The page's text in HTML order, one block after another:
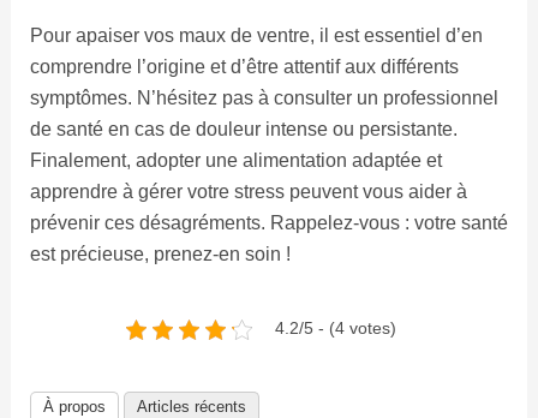
Pour apaiser vos maux de ventre, il est essentiel d’en
comprendre l’origine et d’être attentif aux différents
symptômes. N’hésitez pas à consulter un professionnel
de santé en cas de douleur intense ou persistante.
Finalement, adopter une alimentation adaptée et
apprendre à gérer votre stress peuvent vous aider à
prévenir ces désagréments. Rappelez-vous : votre santé
est précieuse, prenez-en soin !
4.2/5 - (4 votes)
À propos Articles récents